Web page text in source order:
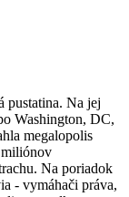
pustatina. Na jej
Washington, DC,
megalopolis
Na poriadok
- vymáhači práva,